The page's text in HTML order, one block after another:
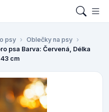
psy
Oblečky na psy
psa Barva: Červená, Délka
cm